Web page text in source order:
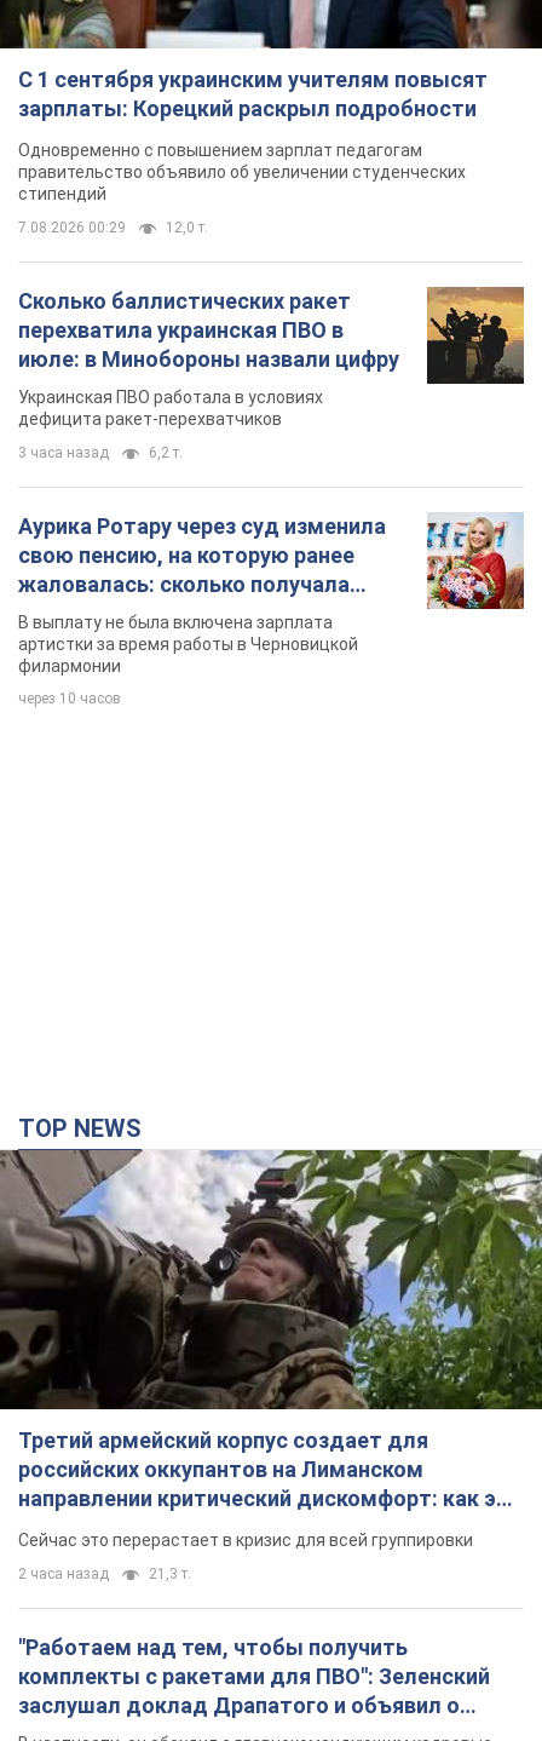
перехватила украинская ПВО в
июле: в Минобороны назвали цифру
Украинская ПВО работала в условиях
дефицита ракет-перехватчиков
Аурика Ротару через суд изменила
свою пенсию, на которую ранее
жаловалась: сколько получала
певица
В выплату не была включена зарплата
артистки за время работы в Черновицкой
филармонии
Третий армейский корпус создает для
российских оккупантов на Лиманском
направлении критический дискомфорт: как это
удалось
Сейчас это перерастает в кризис для всей группировки
2 часа назад 21,3 т.
"Работаем над тем, чтобы получить
комплекты с ракетами для ПВО": Зеленский
заслушал доклад Драпатого и объявил о
В частности, он обсудил с главнокомандующим кадровые
вопросы в украинской армии
4 часа назад
В оккупированной Ялте прогремели мощные
взрывы: поднимается черный дым. Фото и
видео
Город, вероятно, подвергся атаке дронов
5 часов назад 6,3 т.